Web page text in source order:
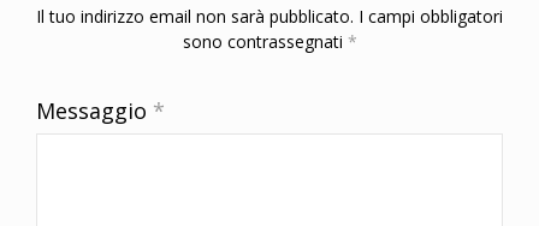
Il tuo indirizzo email non sarà pubblicato. I campi obbligatori
sono contrassegnati *
Messaggio *